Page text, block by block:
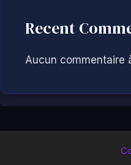
Recent
Aucun commentaire